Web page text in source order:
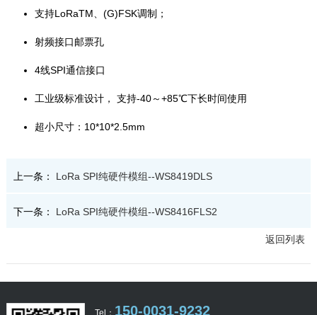
支持LoRaTM、(G)FSK调制；
射频接口邮票孔
4线SPI通信接口
工业级标准设计， 支持-40～+85℃下长时间使用
超小尺寸：10*10*2.5mm
上一条： LoRa SPI纯硬件模组--WS8419DLS
下一条： LoRa SPI纯硬件模组--WS8416FLS2
返回列表
Tel： 150-0031-9232